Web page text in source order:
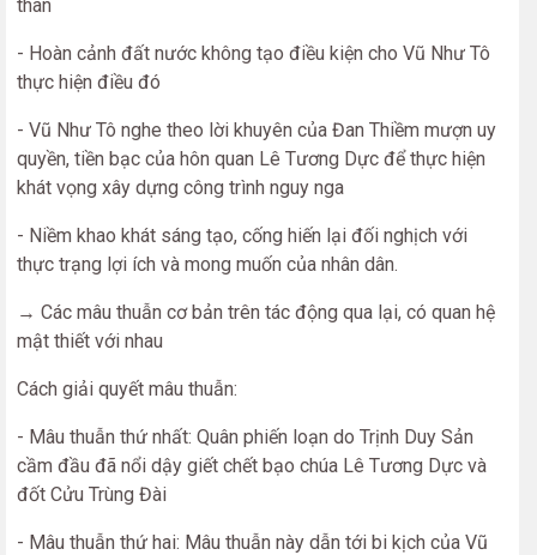
than
- Hoàn cảnh đất nước không tạo điều kiện cho Vũ Như Tô
thực hiện điều đó
- Vũ Như Tô nghe theo lời khuyên của Đan Thiềm mượn uy
quyền, tiền bạc của hôn quan Lê Tương Dực để thực hiện
khát vọng xây dựng công trình nguy nga
- Niềm khao khát sáng tạo, cống hiến lại đối nghịch với
thực trạng lợi ích và mong muốn của nhân dân.
→ Các mâu thuẫn cơ bản trên tác động qua lại, có quan hệ
mật thiết với nhau
Cách giải quyết mâu thuẫn:
- Mâu thuẫn thứ nhất: Quân phiến loạn do Trịnh Duy Sản
cầm đầu đã nổi dậy giết chết bạo chúa Lê Tương Dực và
đốt Cửu Trùng Đài
- Mâu thuẫn thứ hai: Mâu thuẫn này dẫn tới bi kịch của Vũ